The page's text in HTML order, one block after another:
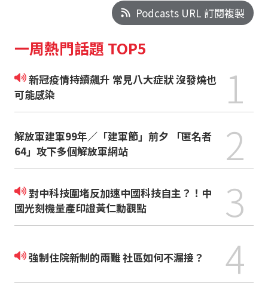
Podcasts URL 訂閱複製
一周熱門話題 TOP5
新冠疫情持續飆升 常見八大症狀 沒發燒也
可能感染
1
解放軍建軍99年／「建軍節」前夕 「匿名者
64」攻下多個解放軍網站
2
對中科技圍堵反加速中國科技自主？！中
國光刻機量產印證黃仁勳觀點
3
強制住院新制的兩難 社區如何不漏接？ 4